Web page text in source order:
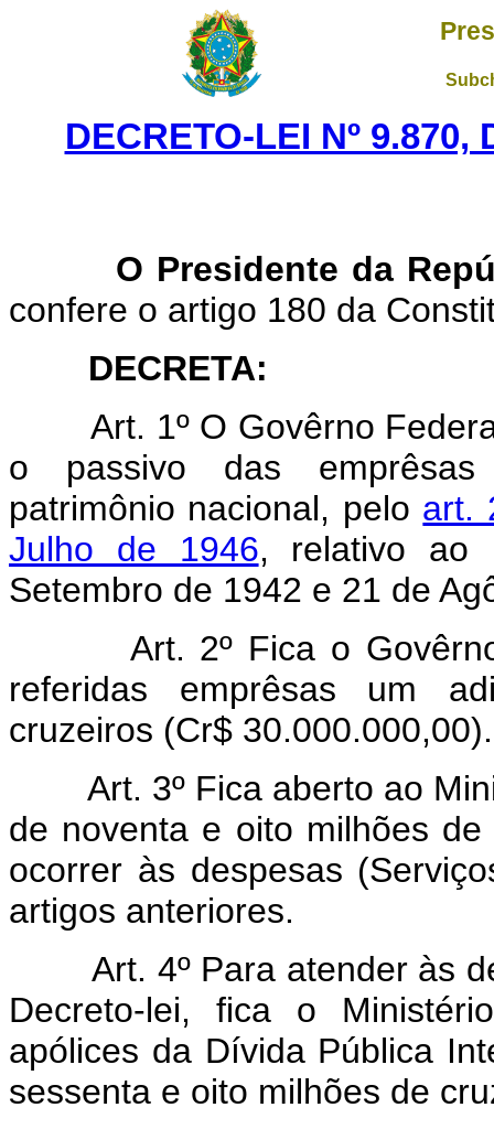
DECRETO-LEI Nº 9.870,
O Presidente da
confere o artigo 180 da
DECRETA:
Art. 1º O Govêrno
o passivo das emprêsas
patrimônio nacional, pelo art.
Julho de 1946, relativo ao
Setembro de 1942 e 21 de
Art. 2º Fica o
referidas emprêsas um
cruzeiros (Cr$ 30.000.000,00).
Art. 3º Fica aberto ao
de noventa e oito milhões
ocorrer às despesas
artigos anteriores.
Art. 4º Para atender às
Decreto-lei, fica o
apólices da Dívida Pública
sessenta e oito milhões de